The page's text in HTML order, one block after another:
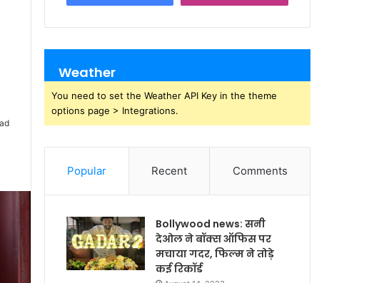
Weather
You need to set the Weather API Key in the theme
options page > Integrations.
Popular Recent Comments
Bollywood news: सनी
देओल ने बॉक्स ऑफिस पर
मचाया गदर, फिल्म ने तोड़े
कई रिकॉर्ड